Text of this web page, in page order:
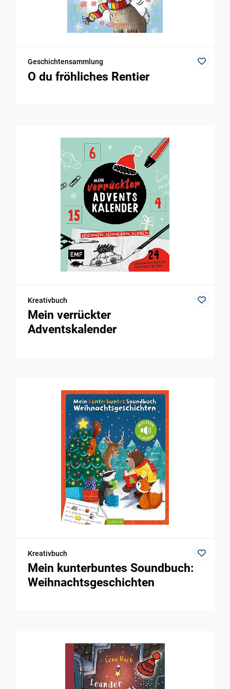
Geschichtensammlung
O du fröhliches Rentier
Kreativbuch
Mein verrückter
Adventskalender
Kreativbuch
Mein kunterbuntes Soundbuch:
Weihnachtsgeschichten